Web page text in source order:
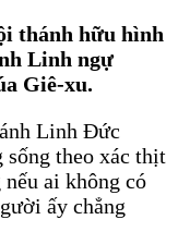
thánh hữu hình
Linh ngự
Giê-xu.
Linh Ðức
theo xác thịt
ai không có
ấy chẳng